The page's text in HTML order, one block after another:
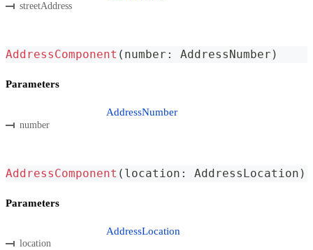
streetAddress
AddressComponent ( number : AddressNumber )
Parameters
number
AddressNumber
AddressComponent ( location : AddressLocation )
Parameters
location
AddressLocation